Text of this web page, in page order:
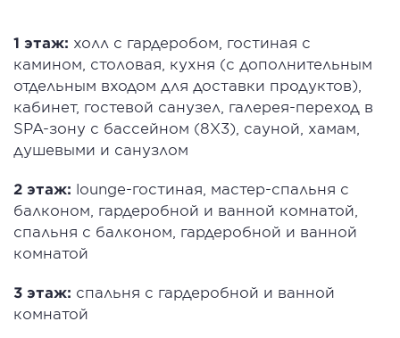
1 этаж: холл с гардеробом, гостиная с
камином, столовая, кухня (с дополнительным
отдельным входом для доставки продуктов),
кабинет, гостевой санузел, галерея-переход в
SPA-зону с бассейном (8Х3), сауной, хамам,
душевыми и санузлом
2 этаж: lounge-гостиная, мастер-спальня с
балконом, гардеробной и ванной комнатой,
спальня с балконом, гардеробной и ванной
комнатой
3 этаж: спальня с гардеробной и ванной
комнатой